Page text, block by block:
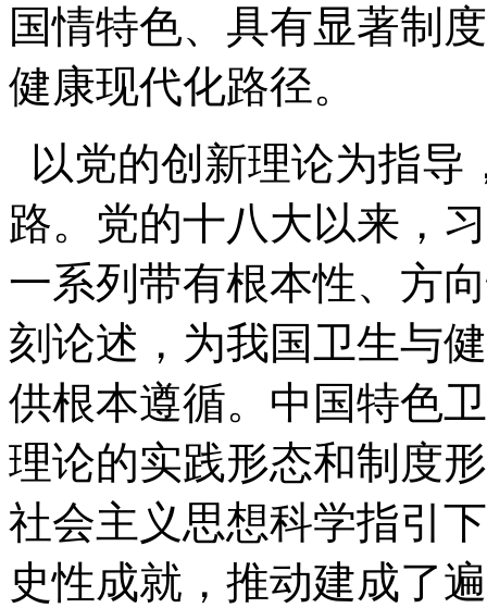
国情特色、具有显著制
健康现代化路径。
以党的创新理论为指导
路。党的十八大以来，
一系列带有根本性、方
刻论述，为我国卫生与
供根本遵循。中国特色
理论的实践形态和制度
社会主义思想科学指引
史性成就，推动建成了